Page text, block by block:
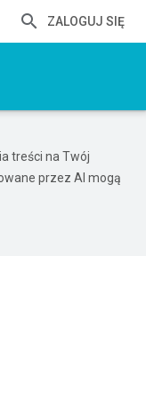
ZALOGUJ SIĘ
treści na Twój
przez AI mogą